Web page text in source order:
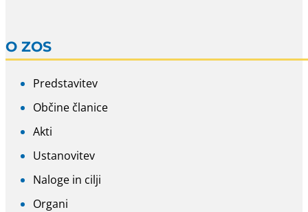
O ZOS
Predstavitev
Občine članice
Akti
Ustanovitev
Naloge in cilji
Organi